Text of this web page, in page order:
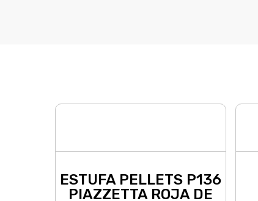
ESTUFA PELLETS P136
PIAZZETTA ROJA DE